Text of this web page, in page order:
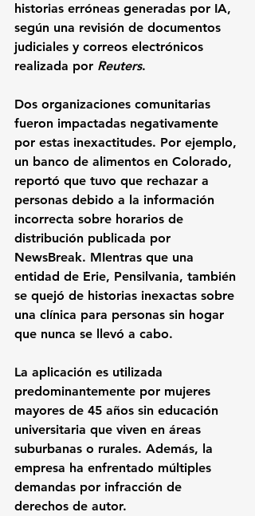
historias erróneas generadas por IA,
según una revisión de documentos
judiciales y correos electrónicos
realizada por Reuters.
Dos organizaciones comunitarias
fueron impactadas negativamente
por estas inexactitudes. Por ejemplo,
un banco de alimentos en Colorado,
reportó que tuvo que rechazar a
personas debido a la información
incorrecta sobre horarios de
distribución publicada por
NewsBreak. MIentras que una
entidad de Erie, Pensilvania, también
se quejó de historias inexactas sobre
una clínica para personas sin hogar
que nunca se llevó a cabo.
La aplicación es utilizada
predominantemente por mujeres
mayores de 45 años sin educación
universitaria que viven en áreas
suburbanas o rurales. Además, la
empresa ha enfrentado múltiples
demandas por infracción de
derechos de autor.